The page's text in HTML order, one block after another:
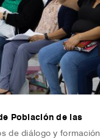
Población de las
de diálogo y formación